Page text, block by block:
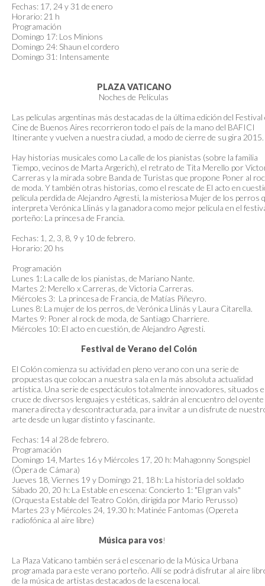
Fechas: 17, 24 y 31 de enero
Horario: 21 h
Programación
Domingo 17: Los Minions
Domingo 24: Shaun el cordero
Domingo 31: Intensamente
PLAZA VATICANO
Noches de Películas
Las películas argentinas más destacadas de la última edición del Festival
Cine de Buenos Aires recorrieron todo el país de la mano del BAFICI
Itinerante y vuelven a nuestra ciudad, a modo de cierre de su gira 2015.
Hay historias musicales como La calle de los pianistas (sobre la familia
Tiempo, vecinos de Marta Argerich), el retrato de Tita Merello por
Carreras y la mirada sobre Banda de Turistas que propone Poner al
de moda. Y también otras historias, como el rescate de El acto en
película perdida de Alejandro Agresti, la misteriosa Mujer de los perros
interpreta Verónica Llinás y la ganadora como mejor película en el
porteño: La princesa de Francia.
Fechas: 1, 2, 3, 8, 9 y 10 de febrero.
Horario: 20 hs
Programación
Lunes 1: La calle de los pianistas, de Mariano Nante.
Martes 2: Merello x Carreras, de Victoria Carreras.
Miércoles 3: La princesa de Francia, de Matías Piñeyro.
Lunes 8: La mujer de los perros, de Verónica Llinás y Laura Citarella.
Martes 9: Poner al rock de moda, de Santiago Charriere.
Miércoles 10: El acto en cuestión, de Alejandro Agresti.
Festival de Verano del Colón
El Colón comienza su actividad en pleno verano con una serie de
propuestas que colocan a nuestra sala en la más absoluta actualidad
artística. Una serie de espectáculos totalmente innovadores, situados
cruce de diversos lenguajes y estéticas, saldrán al encuentro del oyente
manera directa y descontracturada, para invitar a un disfrute de
arte desde un lugar distinto y fascinante.
Fechas: 14 al 28 de febrero.
Programación
Domingo 14, Martes 16 y Miércoles 17, 20 h: Mahagonny Songspiel
(Ópera de Cámara)
Jueves 18, Viernes 19 y Domingo 21, 18 h: La historia del soldado
Sábado 20, 20 h: La Estable en escena: Concierto 1: "El gran vals"
(Orquesta Estable del Teatro Colón, dirigida por Mario Perusso)
Martes 23 y Miércoles 24, 19.30 h: Matinée Fantomas (Opereta
radiofónica al aire libre)
Música para vos!
La Plaza Vaticano también será el escenario de la Música Urbana
programada para este verano porteño. Allí se podrá disfrutar al aire
de la música de artistas destacados de la escena local.